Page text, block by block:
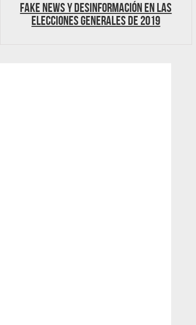
Fake news y desinformación en las
Elecciones Generales de 2019